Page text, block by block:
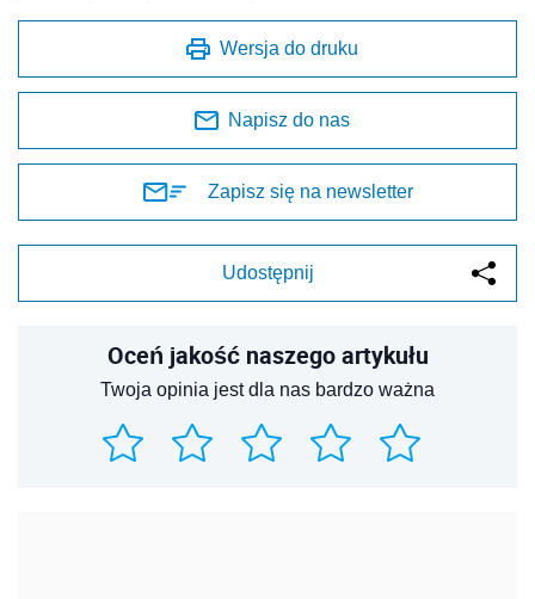
Wersja do druku
Napisz do nas
Zapisz się na newsletter
Udostępnij
Oceń jakość naszego artykułu
Twoja opinia jest dla nas bardzo ważna